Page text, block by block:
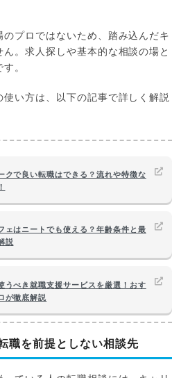
プロではないため、踏み込んだキ
。求人探しや基本的な相談の場と
。
い方は、以下の記事で詳しく解説
クで良い転職はできる？流れや特徴な
ェはニートでも使える？年齢条件と最
説
うべき就職支援サービスを厳選！おす
が徹底解説
職を前提としない相談先